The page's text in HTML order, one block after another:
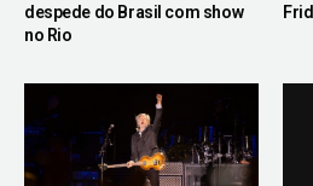
despede do Brasil com show
no Rio